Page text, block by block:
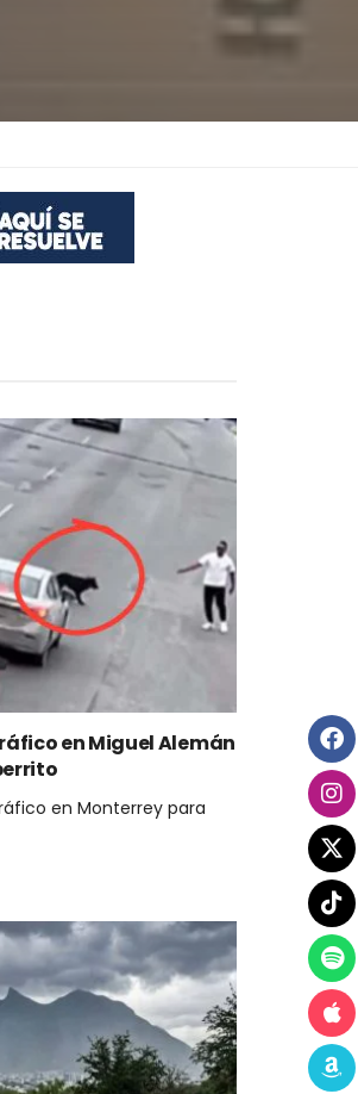
en Miguel Alemán
en Monterrey para